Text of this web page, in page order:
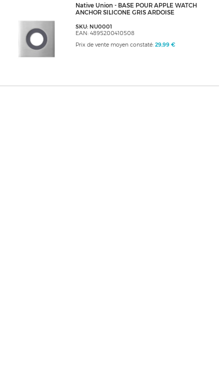
Native Union - BASE POUR APPLE WATCH
ANCHOR SILICONE GRIS ARDOISE
SKU: NU0001
EAN: 4895200410508
Prix de vente moyen constaté: 29,99 €